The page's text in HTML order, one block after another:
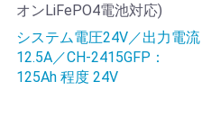
オンLiFePO4電池対応)
システム電圧24V／出力電流
12.5A／CH-2415GFP：
125Ah 程度 24V